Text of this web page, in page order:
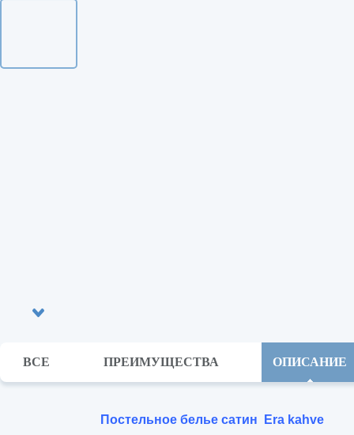
ВСЕ ПРЕИМУЩЕСТВА ОПИСАНИЕ
Постельное белье сатин Era kahve